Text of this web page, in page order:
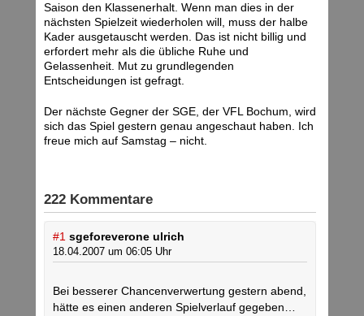
Saison den Klassenerhalt. Wenn man dies in der
nächsten Spielzeit wiederholen will, muss der halbe
Kader ausgetauscht werden. Das ist nicht billig und
erfordert mehr als die übliche Ruhe und
Gelassenheit. Mut zu grundlegenden
Entscheidungen ist gefragt.
Der nächste Gegner der SGE, der VFL Bochum, wird
sich das Spiel gestern genau angeschaut haben. Ich
freue mich auf Samstag – nicht.
222 Kommentare
#1 sgeforeverone ulrich
18.04.2007 um 06:05 Uhr
Bei besserer Chancenverwertung gestern abend,
hätte es einen anderen Spielverlauf gegeben…